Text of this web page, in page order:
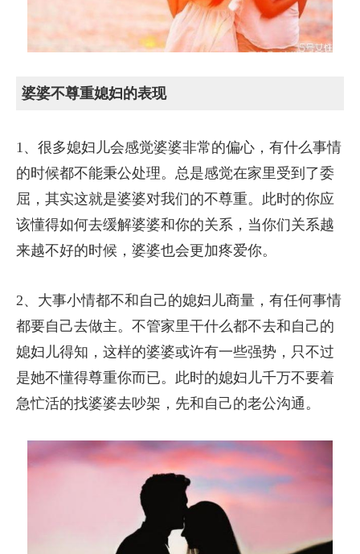
婆婆不尊重媳妇的表现
1、很多媳妇儿会感觉婆婆非常的偏心，有什么事情
的时候都不能秉公处理。总是感觉在家里受到了委
屈，其实这就是婆婆对我们的不尊重。此时的你应
该懂得如何去缓解婆婆和你的关系，当你们关系越
来越不好的时候，婆婆也会更加疼爱你。
2、大事小情都不和自己的媳妇儿商量，有任何事情
都要自己去做主。不管家里干什么都不去和自己的
媳妇儿得知，这样的婆婆或许有一些强势，只不过
是她不懂得尊重你而已。此时的媳妇儿千万不要着
急忙活的找婆婆去吵架，先和自己的老公沟通。